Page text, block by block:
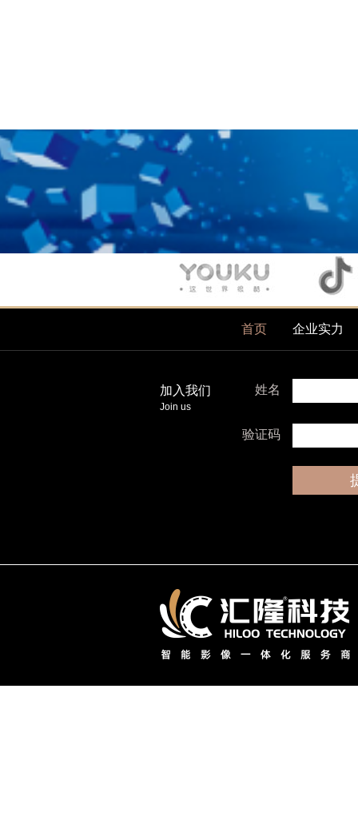
首页 企业实力
加入我们
Join us
姓名
验证码